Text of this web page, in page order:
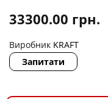
33300.00 грн.
Виробник KRAFT
Запитати